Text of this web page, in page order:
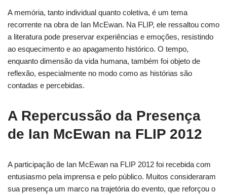
A memória, tanto individual quanto coletiva, é um tema
recorrente na obra de Ian McEwan. Na FLIP, ele ressaltou como
a literatura pode preservar experiências e emoções, resistindo
ao esquecimento e ao apagamento histórico. O tempo,
enquanto dimensão da vida humana, também foi objeto de
reflexão, especialmente no modo como as histórias são
contadas e percebidas.
A Repercussão da Presença
de Ian McEwan na FLIP 2012
A participação de Ian McEwan na FLIP 2012 foi recebida com
entusiasmo pela imprensa e pelo público. Muitos consideraram
sua presença um marco na trajetória do evento, que reforçou o